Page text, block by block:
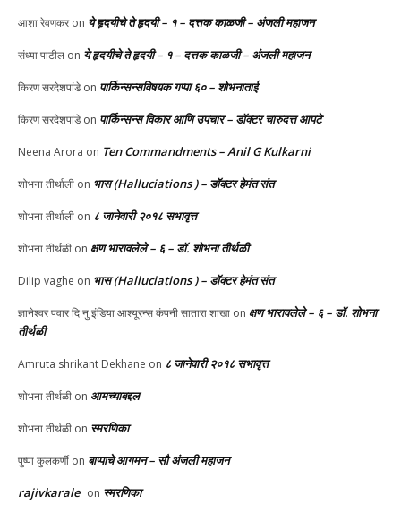
आशा रेवणकरon ये हृदयीचे ते हृदयी – १ – दत्तक काळजी – अंजली महाजन
संध्या पाटील on ये हृदयीचे ते हृदयी – १ – दत्तक काळजी – अंजली महाजन
किरण सरदेशपांडेon पार्किन्सन्सविषयक गप्पा ६० – शोभनाताई
किरण सरदेशपांडेon पार्किन्सन्स विकार आणि उपचार – डॉक्टर चारुदत्त आपटे
Neena Arora on Ten Commandments – Anil G Kulkarni
शोभना तीर्थाली on भास (Halluciations ) – डॉक्टर हेमंत संत
शोभना तीर्थाली on ८ जानेवारी २०१८ सभावृत्त
शोभना तीर्थळी on क्षण भारावलेले – ६ – डॉ. शोभना तीर्थळी
Dilip vaghe on भास (Halluciations ) – डॉक्टर हेमंत संत
ज्ञानेश्वर पवार दि नु इंडिया आश्यूरन्स कंपनी सातारा शाखा on क्षण भारावलेले – ६ – डॉ. शोभना
तीर्थळी
Amruta shrikant Dekhane on ८ जानेवारी २०१८ सभावृत्त
शोभना तीर्थळी on आमच्याबद्दल
शोभना तीर्थळी on स्मरणिका
पुष्पा कुलकर्णी on बाप्पाचे आगमन – सौ अंजली महाजन
rajivkarale on स्मरणिका